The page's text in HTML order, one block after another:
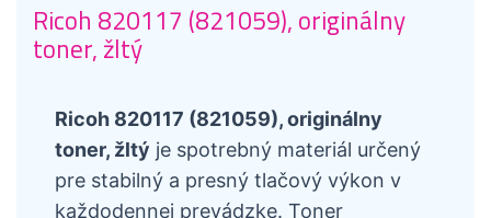
Ricoh 820117 (821059), originálny
toner, žltý
Ricoh 820117 (821059), originálny
toner, žltý je spotrebný materiál určený
pre stabilný a presný tlačový výkon v
každodennej prevádzke. Toner